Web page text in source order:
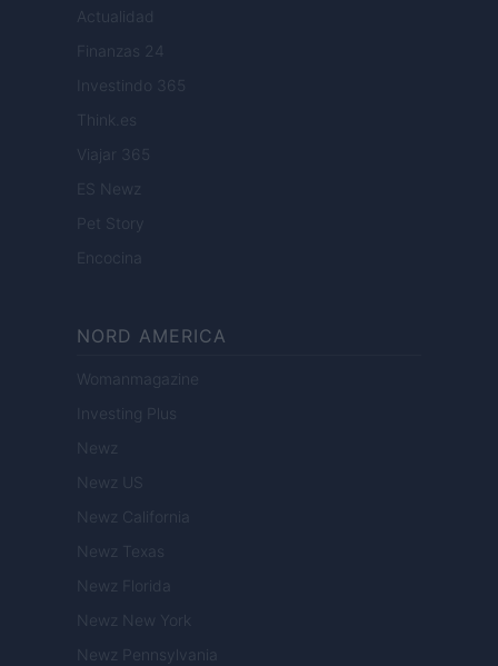
Actualidad
Finanzas 24
Investindo 365
Think.es
Viajar 365
ES Newz
Pet Story
Encocina
NORD AMERICA
Womanmagazine
Investing Plus
Newz
Newz US
Newz California
Newz Texas
Newz Florida
Newz New York
Newz Pennsylvania